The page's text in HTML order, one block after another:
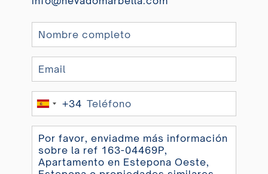
Spain+34